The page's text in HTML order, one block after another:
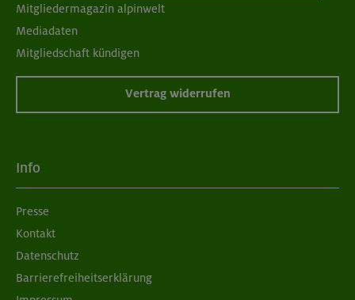
Mitgliedermagazin alpinwelt
Mediadaten
Mitgliedschaft kündigen
Vertrag widerrufen
Info
Presse
Kontakt
Datenschutz
Barrierefreiheitserklärung